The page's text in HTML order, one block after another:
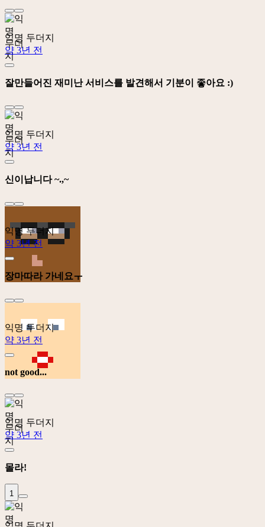
익명 두더지
약 3년 전
잘만들어진 재미난 서비스를 발견해서 기분이 좋아요 :)
익명 두더지
약 3년 전
신이납니다 ~.,~
익명 두더지
약 3년 전
장마따라 가네요ㅜ
익명 두더지
약 3년 전
not good...
익명 두더지
약 3년 전
몰라!
1